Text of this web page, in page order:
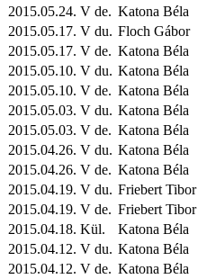
2015.05.24. V de. Katona Béla
2015.05.17. V du. Floch Gábor
2015.05.17. V de. Katona Béla
2015.05.10. V du. Katona Béla
2015.05.10. V de. Katona Béla
2015.05.03. V du. Katona Béla
2015.05.03. V de. Katona Béla
2015.04.26. V du. Katona Béla
2015.04.26. V de. Katona Béla
2015.04.19. V du. Friebert Tibor
2015.04.19. V de. Friebert Tibor
2015.04.18. Kül. Katona Béla
2015.04.12. V du. Katona Béla
2015.04.12. V de. Katona Béla